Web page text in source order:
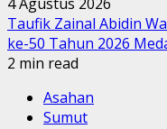
Taufik Zainal Abidin
ke-50 Tahun 2026
2 min read
Asahan
Sumut